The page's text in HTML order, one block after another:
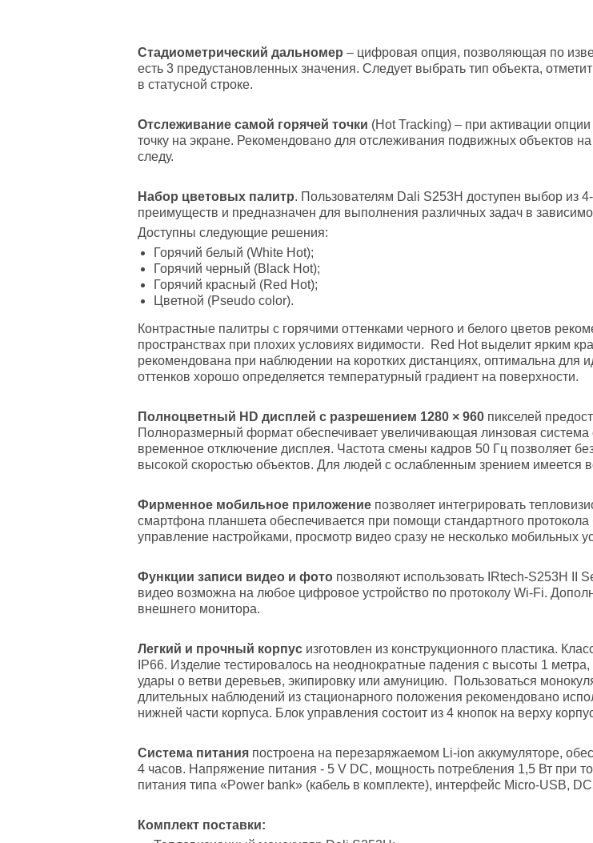
Стадиометрический дальномер – цифровая опция, позволяющая по
есть 3 предустановленных значения. Следует выбрать тип объекта,
в статусной строке.
Отслеживание самой горячей точки (Hot Tracking) – при активации
точку на экране. Рекомендовано для отслеживания подвижных объектов
следу.
Набор цветовых палитр. Пользователям Dali S253H доступен выбор из
преимуществ и предназначен для выполнения различных задач в
Доступны следующие решения:
Горячий белый (White Hot);
Горячий черный (Black Hot);
Горячий красный (Red Hot);
Цветной (Pseudo color).
Контрастные палитры с горячими оттенками черного и белого цветов
пространствах при плохих условиях видимости. Red Hot выделит ярким
рекомендована при наблюдении на коротких дистанциях, оптимальна
оттенков хорошо определяется температурный градиент на поверхности.
Полноцветный HD дисплей с разрешением 1280 × 960 пикселей
Полноразмерный формат обеспечивает увеличивающая линзовая
временное отключение дисплея. Частота смены кадров 50 Гц позволяет
высокой скоростью объектов. Для людей с ослабленным зрением имеется
Фирменное мобильное приложение позволяет интегрировать
смартфона планшета обеспечивается при помощи стандартного
управление настройками, просмотр видео сразу не несколько мобильных
Функции записи видео и фото позволяют использовать IRtech-S253H II
видео возможна на любое цифровое устройство по протоколу Wi-Fi.
внешнего монитора.
Легкий и прочный корпус изготовлен из конструкционного пластика.
IP66. Изделие тестировалось на неоднократные падения с высоты 1
удары о ветви деревьев, экипировку или амуницию. Пользоваться
длительных наблюдений из стационарного положения рекомендовано
нижней части корпуса. Блок управления состоит из 4 кнопок на верху
Система питания построена на перезаряжаемом Li-ion аккумуляторе,
4 часов. Напряжение питания - 5 V DC, мощность потребления 1,5 Вт при
питания типа «Power bank» (кабель в комплекте), интерфейс Micro-USB,
Комплект поставки: